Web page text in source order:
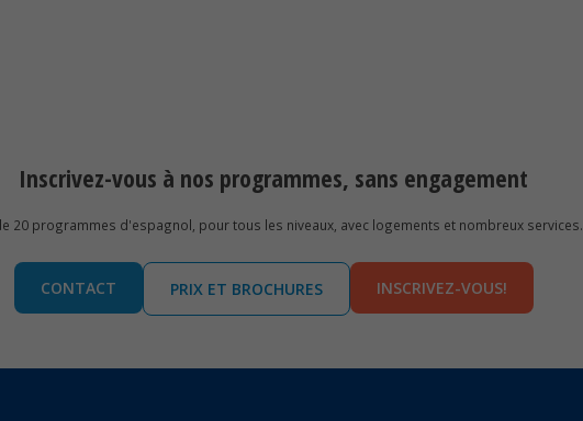
Inscrivez-vous à nos programmes, sans engagement
20 programmes d'espagnol, pour tous les niveaux, avec logements et nombreux services.
CONTACT PRIX ET BROCHURES INSCRIVEZ-VOUS!